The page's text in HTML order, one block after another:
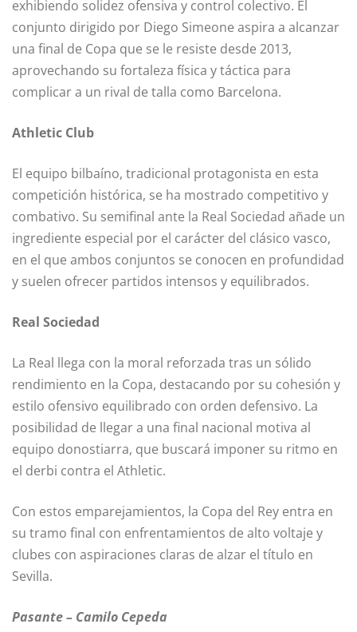
exhibiendo solidez ofensiva y control colectivo. El
conjunto dirigido por Diego Simeone aspira a alcanzar
una final de Copa que se le resiste desde 2013,
aprovechando su fortaleza física y táctica para
complicar a un rival de talla como Barcelona.
Athletic Club
El equipo bilbaíno, tradicional protagonista en esta
competición histórica, se ha mostrado competitivo y
combativo. Su semifinal ante la Real Sociedad añade un
ingrediente especial por el carácter del clásico vasco,
en el que ambos conjuntos se conocen en profundidad
y suelen ofrecer partidos intensos y equilibrados.
Real Sociedad
La Real llega con la moral reforzada tras un sólido
rendimiento en la Copa, destacando por su cohesión y
estilo ofensivo equilibrado con orden defensivo. La
posibilidad de llegar a una final nacional motiva al
equipo donostiarra, que buscará imponer su ritmo en
el derbi contra el Athletic.
Con estos emparejamientos, la Copa del Rey entra en
su tramo final con enfrentamientos de alto voltaje y
clubes con aspiraciones claras de alzar el título en
Sevilla.
Pasante – Camilo Cepeda